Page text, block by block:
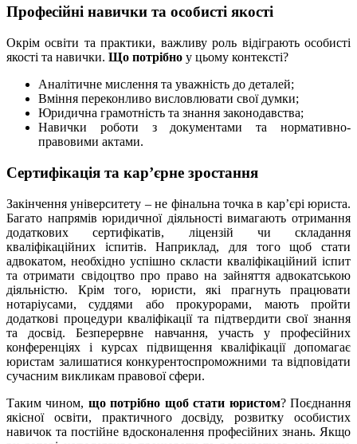
Професійні навички та особисті якості
Окрім освіти та практики, важливу роль відіграють особисті
якості та навички. Що потрібно у цьому контексті?
Аналітичне мислення та уважність до деталей;
Вміння переконливо висловлювати свої думки;
Юридична грамотність та знання законодавства;
Навички роботи з документами та нормативно-
правовими актами.
Сертифікація та кар’єрне зростання
Закінчення університету – не фінальна точка в кар’єрі юриста.
Багато напрямів юридичної діяльності вимагають отримання
додаткових сертифікатів, ліцензій чи складання
кваліфікаційних іспитів. Наприклад, для того щоб стати
адвокатом, необхідно успішно скласти кваліфікаційний іспит
та отримати свідоцтво про право на зайняття адвокатською
діяльністю. Крім того, юристи, які прагнуть працювати
нотаріусами, суддями або прокурорами, мають пройти
додаткові процедури кваліфікації та підтвердити свої знання
та досвід. Безперервне навчання, участь у професійних
конференціях і курсах підвищення кваліфікації допомагає
юристам залишатися конкурентоспроможними та відповідати
сучасним викликам правової сфери.
Таким чином, що потрібно щоб стати юристом? Поєднання
якісної освіти, практичного досвіду, розвитку особистих
навичок та постійне вдосконалення професійних знань. Якщо